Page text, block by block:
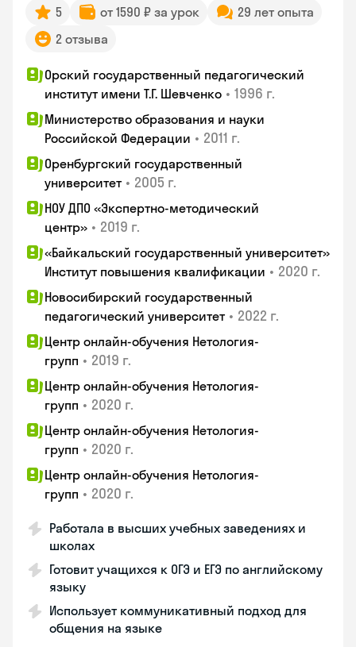
5 от 1590 ₽ за урок
29 лет опыта
2 отзыва
Орский государственный педагогический
институт имени Т.Г. Шевченко • 1996 г.
Министерство образования и науки
Российской Федерации • 2011 г.
Оренбургский государственный
университет • 2005 г.
НОУ ДПО «Экспертно-методический
центр» • 2019 г.
«Байкальский государственный университет»
Институт повышения квалификации • 2020 г.
Новосибирский государственный
педагогический университет • 2022 г.
Центр онлайн-обучения Нетология-
групп • 2019 г.
Центр онлайн-обучения Нетология-
групп • 2020 г.
Центр онлайн-обучения Нетология-
групп • 2020 г.
Центр онлайн-обучения Нетология-
групп • 2020 г.
Работала в высших учебных заведениях и
школах
Готовит учащихся к ОГЭ и ЕГЭ по английскому
языку
Использует коммуникативный подход для
общения на языке